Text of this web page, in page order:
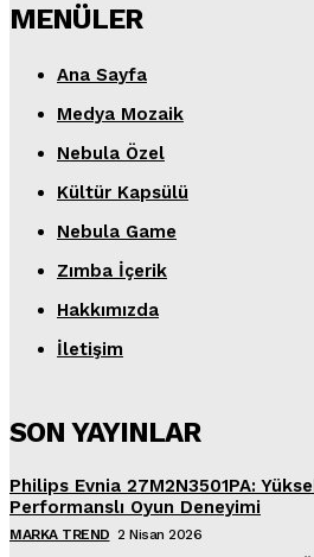
MENÜLER
Ana Sayfa
Medya Mozaik
Nebula Özel
Kültür Kapsülü
Nebula Game
Zımba İçerik
Hakkımızda
İletişim
SON YAYINLAR
Philips Evnia 27M2N3501PA:
Performanslı Oyun Deneyimi
MARKA TREND 2 Nisan 2026